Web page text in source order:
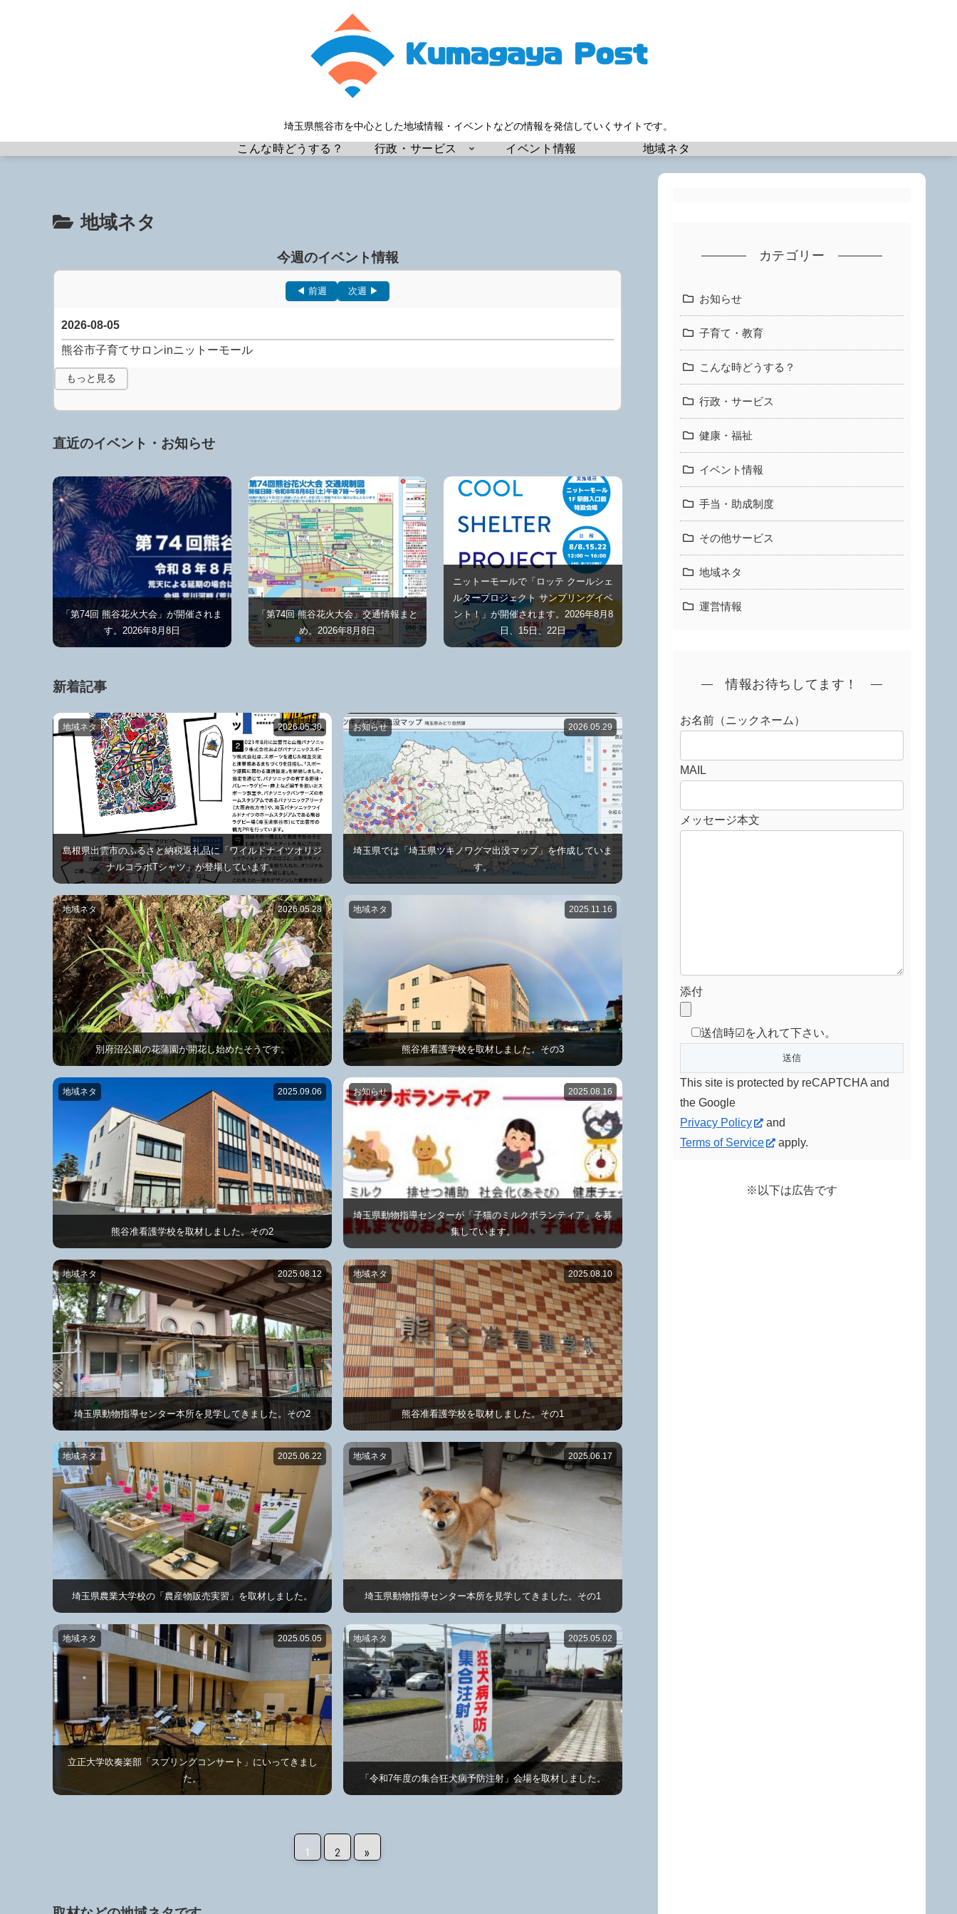
埼玉県熊谷市を中心とした地域情報・イベントなどの情報を発信していくサイトです。
こんな時どうする？ 行政・サービス イベント情報 地域ネタ
地域ネタ
今週のイベント情報
2026-08-05
熊谷市子育てサロンinニットーモール
もっと見る
◀ 前週 次週 ▶
直近のイベント・お知らせ
「第74回 熊谷花火大会」が開催されま
す。2026年8月8日
「第74回 熊谷花火大会」交通情報まと
め。2026年8月8日
ニットーモールで「ロッテ クールシェ
ルタープロジェクト サンプリングイベ
ント！」が開催されます。2026年8月8
日、15日、22日
券」が発売されます。2026年8月8日～
新着記事
地域ネタ 2026.05.30
島根県出雲市のふるさと納税返礼品に「ワイルドナイツオリジ
ナルコラボTシャツ」が登場しています。
お知らせ 2026.05.29
埼玉県では「埼玉県ツキノワグマ出没マップ」を作成していま
す。
地域ネタ 2026.05.28
別府沼公園の花蒲園が開花し始めたそうです。
地域ネタ 2025.11.16
熊谷准看護学校を取材しました。その3
地域ネタ 2025.09.06
熊谷准看護学校を取材しました。その2
お知らせ 2025.08.16
埼玉県動物指導センターが「子猫のミルクボランティア」を募
集しています。
地域ネタ 2025.08.12
埼玉県動物指導センター本所を見学してきました。その2
地域ネタ 2025.08.10
熊谷准看護学校を取材しました。その1
地域ネタ 2025.06.22
埼玉県農業大学校の「農産物販売実習」を取材しました。
地域ネタ 2025.06.17
埼玉県動物指導センター本所を見学してきました。その1
地域ネタ 2025.05.05
立正大学吹奏楽部「スプリングコンサート」にいってきまし
た。
地域ネタ 2025.05.02
「令和7年度の集合狂犬病予防注射」会場を取材しました。
1 2 »
カテゴリー
お知らせ
子育て・教育
こんな時どうする？
行政・サービス
健康・福祉
イベント情報
手当・助成制度
その他サービス
地域ネタ
運営情報
情報お待ちしてます！
お名前（ニックネーム）
MAIL
メッセージ本文
添付
送信時☑を入れて下さい。
This site is protected by reCAPTCHA and
the Google
Privacy Policy
and
Terms of Service
apply.
※以下は広告です